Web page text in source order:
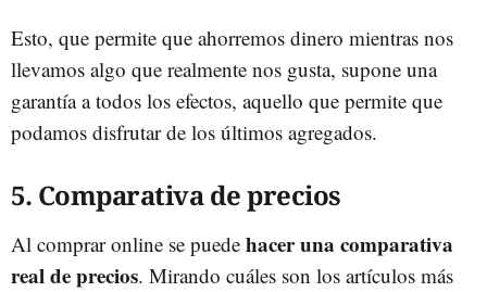
Esto, que permite que ahorremos dinero mientras nos
llevamos algo que realmente nos gusta, supone una
garantía a todos los efectos, aquello que permite que
podamos disfrutar de los últimos agregados.
5. Comparativa de precios
Al comprar online se puede hacer una comparativa
real de precios. Mirando cuáles son los artículos más